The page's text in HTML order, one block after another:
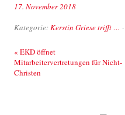
17. November 2018
Kategorie:Kerstin Griese trifft …
Beitrags-Navigation
« EKD öffnet
Mitarbeitervertretungen für Nicht-
Christen